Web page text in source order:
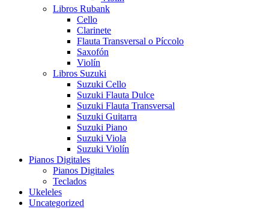
Libros Rubank
Cello
Clarinete
Flauta Transversal o Píccolo
Saxofón
Violín
Libros Suzuki
Suzuki Cello
Suzuki Flauta Dulce
Suzuki Flauta Transversal
Suzuki Guitarra
Suzuki Piano
Suzuki Viola
Suzuki Violín
Pianos Digitales
Pianos Digitales
Teclados
Ukeleles
Uncategorized